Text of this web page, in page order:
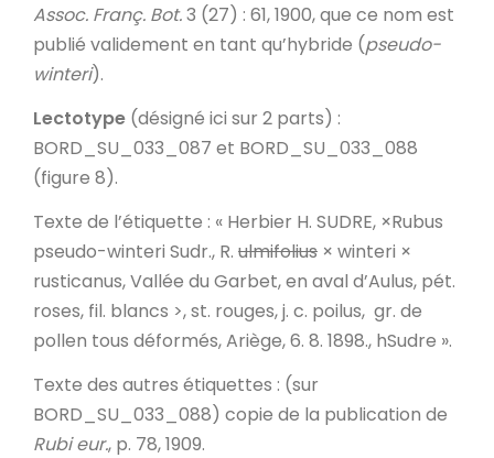
Assoc. Franç. Bot.3 (27) : 61, 1900, que ce nom est
publié validement en tant qu’hybride (pseudo-
winteri).
Lectotype (désigné ici sur 2 parts) :
BORD_SU_033_087 et BORD_SU_033_088
(figure 8).
Texte de l’étiquette : « Herbier H. SUDRE, ×Rubus
pseudo-winteri Sudr., R. ulmifolius × winteri ×
rusticanus, Vallée du Garbet, en aval d’Aulus, pét.
roses, fil. blancs >, st. rouges, j. c. poilus, gr. de
pollen tous déformés, Ariège, 6. 8. 1898., hSudre ».
Texte des autres étiquettes : (sur
BORD_SU_033_088) copie de la publication de
Rubi eur., p. 78, 1909.